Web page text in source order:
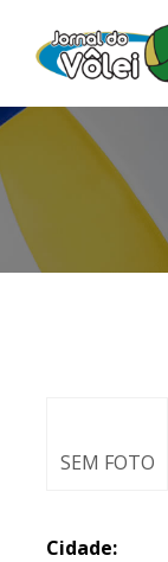
SEM FOTO
Cidade: